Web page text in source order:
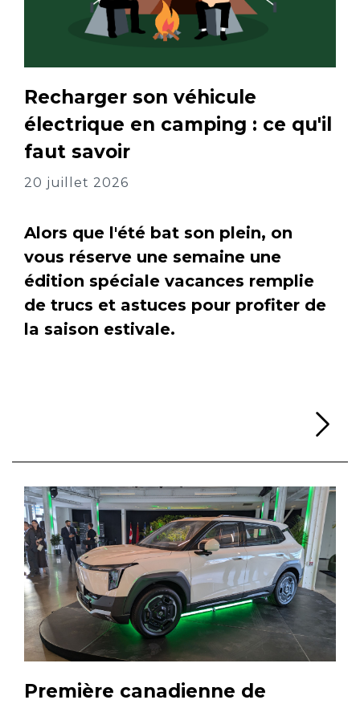
Recharger son véhicule
électrique en camping : ce qu'il
faut savoir
20 juillet 2026
Alors que l'été bat son plein, on
vous réserve une semaine une
édition spéciale vacances remplie
de trucs et astuces pour profiter de
la saison estivale.
Première canadienne de